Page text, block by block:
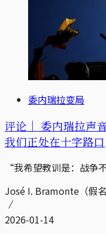
委内瑞拉变局
评论｜ 委内瑞拉声
我们正处在十字路口
“我希望教训是：战争
José I. Bramonte（假名
2026-01-14